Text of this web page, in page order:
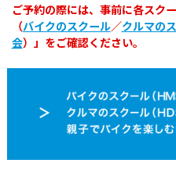
レストラン
アトラクション
待ち時間案内
ご予約の際には、事前に各スク
（バイクのスクール／クルマの
会）」をご確認ください。